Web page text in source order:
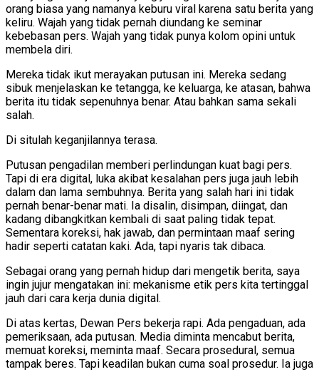
orang biasa yang namanya keburu viral karena satu berita yang
keliru. Wajah yang tidak pernah diundang ke seminar
kebebasan pers. Wajah yang tidak punya kolom opini untuk
membela diri.
Mereka tidak ikut merayakan putusan ini. Mereka sedang
sibuk menjelaskan ke tetangga, ke keluarga, ke atasan, bahwa
berita itu tidak sepenuhnya benar. Atau bahkan sama sekali
salah.
Di situlah keganjilannya terasa.
Putusan pengadilan memberi perlindungan kuat bagi pers.
Tapi di era digital, luka akibat kesalahan pers juga jauh lebih
dalam dan lama sembuhnya. Berita yang salah hari ini tidak
pernah benar-benar mati. Ia disalin, disimpan, diingat, dan
kadang dibangkitkan kembali di saat paling tidak tepat.
Sementara koreksi, hak jawab, dan permintaan maaf sering
hadir seperti catatan kaki. Ada, tapi nyaris tak dibaca.
Sebagai orang yang pernah hidup dari mengetik berita, saya
ingin jujur mengatakan ini: mekanisme etik pers kita tertinggal
jauh dari cara kerja dunia digital.
Di atas kertas, Dewan Pers bekerja rapi. Ada pengaduan, ada
pemeriksaan, ada putusan. Media diminta mencabut berita,
memuat koreksi, meminta maaf. Secara prosedural, semua
tampak beres. Tapi keadilan bukan cuma soal prosedur. Ia juga